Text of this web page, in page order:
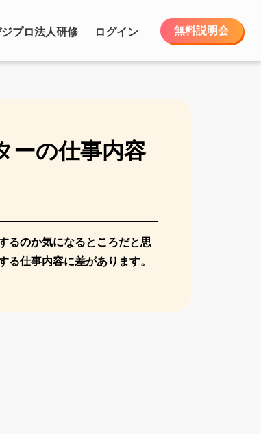
ジプロ法人研修 ログイン 無料説明会
ーの仕事内容
るのか気になるところだと思
仕事内容に差があります。